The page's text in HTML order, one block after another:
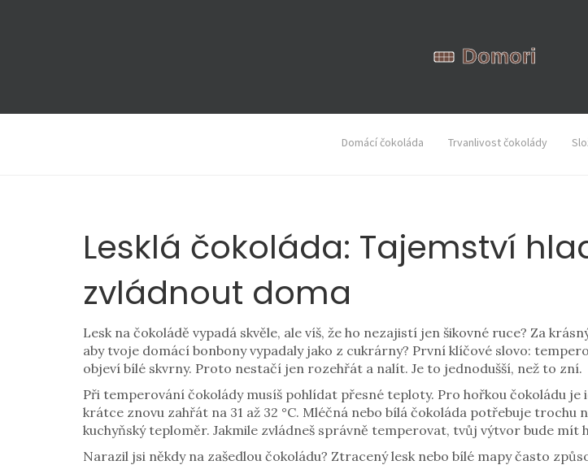
Domácí čokoláda Trvanlivost čokolády
Lesklá čokoláda: Tajemství
zvládnout doma
Lesk na čokoládě vypadá skvěle, ale víš, že ho nezajistí jen šikovné ruce? Za
aby tvoje domácí bonbony vypadaly jako z cukrárny? První klíčové slovo:
objeví bílé skvrny. Proto nestačí jen rozehřát a nalít. Je to jednodušší, než to zní.
Při temperování čokolády musíš pohlídat přesné teploty. Pro hořkou čokoládu je
krátce znovu zahřát na 31 až 32 °C. Mléčná nebo bílá čokoláda potřebuje
kuchyňský teploměr. Jakmile zvládneš správně temperovat, tvůj výtvor bude
Narazil jsi někdy na zašedlou čokoládu? Ztracený lesk nebo bílé mapy často